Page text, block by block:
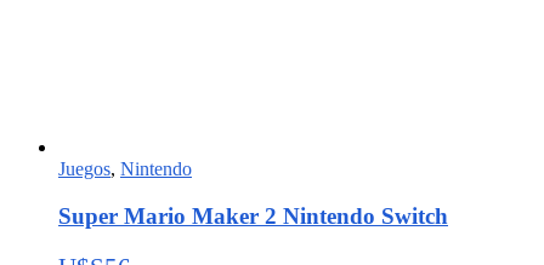
Juegos, Nintendo
Super Mario Maker 2 Nintendo Switch